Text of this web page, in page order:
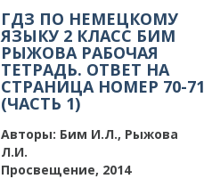
ГДЗ ПО НЕМЕЦКОМУ
ЯЗЫКУ 2 КЛАСС БИМ
РЫЖОВА РАБОЧАЯ
ТЕТРАДЬ. ОТВЕТ НА
СТРАНИЦА НОМЕР 70-71
(ЧАСТЬ 1)
Авторы: Бим И.Л., Рыжова
Л.И.
Просвещение, 2014